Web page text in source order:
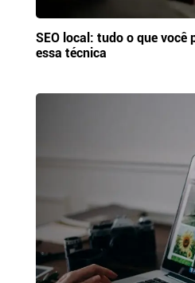
SEO local: tudo o que você
essa técnica